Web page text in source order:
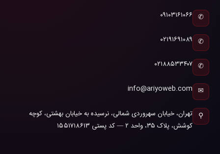
✆ ۰۹۱۰۳۱۶۱۰۶۶
✆ ۰۲۱۹۱۶۹۱۰۸۹
✆ ۰۲۱۸۸۵۳۳۴۰۷
✉
info@ariyoweb.com
⚲
تهران، خیابان سهروردی شمالی، نرسیده به خیابان بهشتی، کوچه
کوشش، پلاک ۳۵، واحد ۲ — کد پستی ۱۵۵۱۷۱۸۶۱۳